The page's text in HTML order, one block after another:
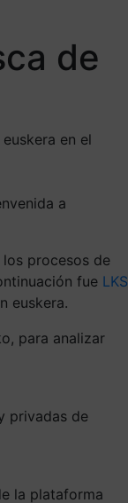
de
en el
a
procesos de
fue LKS
euskera.
para analizar
privadas de
la plataforma